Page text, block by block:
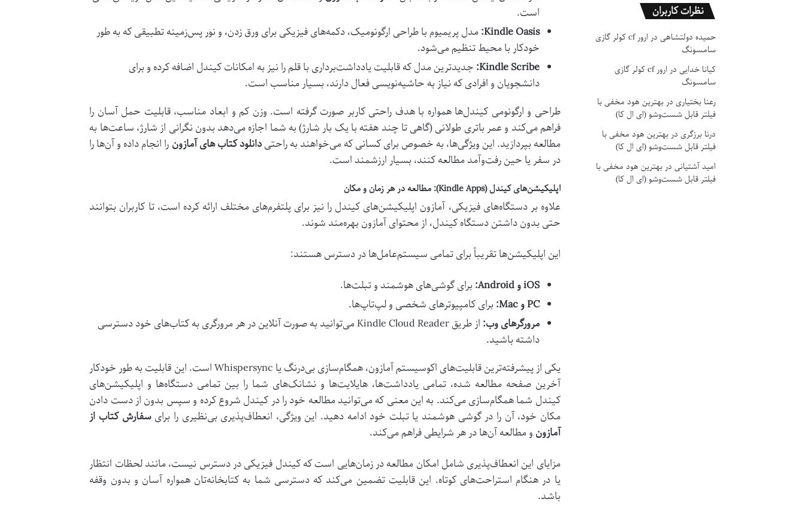
است.
Kindle Oasis: مدل پریمیوم با طراحی ارگونومیک، دکمه‌های فیزیکی برای ورق زدن، و نور پس‌زمینه تطبیقی که به طور
خودکار با محیط تنظیم می‌شود.
Kindle Scribe: جدیدترین مدل که قابلیت یادداشت‌برداری با قلم را نیز به امکانات کیندل اضافه کرده و برای
دانشجویان و افرادی که نیاز به حاشیه‌نویسی فعال دارند، بسیار مناسب است.
طراحی و ارگونومی کیندل‌ها همواره با هدف راحتی کاربر صورت گرفته است. وزن کم و ابعاد مناسب، قابلیت حمل آسان را
فراهم می‌کند و عمر باتری طولانی (گاهی تا چند هفته با یک بار شارژ) به شما اجازه می‌دهد بدون نگرانی از شارژ، ساعت‌ها به
مطالعه بپردازید. این ویژگی‌ها، به خصوص برای کسانی که می‌خواهند به راحتیدانلود کتاب های آمازون را انجام داده و آن‌ها را
در سفر یا حین رفت‌وآمد مطالعه کنند، بسیار ارزشمند است.
اپلیکیشن‌های کیندل (Kindle Apps): مطالعه در هر زمان و مکان
علاوه بر دستگاه‌های فیزیکی، آمازون اپلیکیشن‌های کیندل را نیز برای پلتفرم‌های مختلف ارائه کرده است، تا کاربران بتوانند
حتی بدون داشتن دستگاه کیندل، از محتوای آمازون بهره‌مند شوند.
این اپلیکیشن‌ها تقریباً برای تمامی سیستم‌عامل‌ها در دسترس هستند:
iOS و Android:
برای گوشی‌های هوشمند و تبلت‌ها.
PC و Mac:
برای کامپیوترهای شخصی و لپ‌تاپ‌ها.
مرورگرهای وب:
از طریق Kindle Cloud Reader می‌توانید به صورت آنلاین در هر مرورگری به کتاب‌های خود دسترسی
داشته باشید.
یکی از پیشرفته‌ترین قابلیت‌های اکوسیستم آمازون، همگام‌سازی بی‌درنگ یا Whispersync است. این قابلیت به طور خودکار
آخرین صفحه مطالعه شده، تمامی یادداشت‌ها، هایلایت‌ها و نشانک‌های شما را بین تمامی دستگاه‌ها و اپلیکیشن‌های
کیندل شما همگام‌سازی می‌کند. به این معنی که می‌توانید مطالعه خود را در کیندل شروع کرده و سپس بدون از دست دادن
مکان خود، آن را در گوشی هوشمند یا تبلت خود ادامه دهید. این ویژگی، انعطاف‌پذیری بی‌نظیری را برایسفارش کتاب از
آمازون و مطالعه آن‌ها در هر شرایطی فراهم می‌کند.
مزایای این انعطاف‌پذیری شامل امکان مطالعه در زمان‌هایی است که کیندل فیزیکی در دسترس نیست، مانند لحظات انتظار
یا در هنگام استراحت‌های کوتاه. این قابلیت تضمین می‌کند که دسترسی شما به کتابخانه‌تان همواره آسان و بدون وقفه
باشد.
نظرات کاربران
حمیده دولتشاهی در
ارور cf کولر گازی
سامسونگ
کیانا خدایی در
ارور cf کولر گازی
سامسونگ
رعنا بختیاری دربهترین هود مخفی با
فیلتر قابل شست‌وشو (ای ال کا)
درنا برزگری دربهترین هود مخفی با
فیلتر قابل شست‌وشو (ای ال کا)
امید آشتیانی دربهترین هود مخفی با
فیلتر قابل شست‌وشو (ای ال کا)